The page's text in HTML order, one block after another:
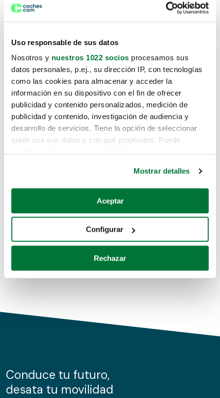
Uso responsable de sus datos
Nosotros y nuestros 1022 socios procesamos sus
datos personales, p.ej., su dirección IP, con tecnologías
como las cookies para almacenar y acceder la
información en su dispositivo con el fin de ofrecer
publicidad y contenido personalizados, medición de
publicidad y contenido, investigación de audiencia y
desarrollo de servicios. Tiene la opción de seleccionar
quién usa sus datos y con qué propósitos. Puede
Si lo permite, también quisiéramos:
Recopilar información sobre su ubicación geográfica
Identificar su dispositivo analizándolo activamente
para buscar características específicas (huellas
Obtenga más información sobre cómo se procesan sus
de cookies.
información sobre el uso que haga del sitio web con
nuestros partners de redes sociales, publicidad y análisis
Mostrar detalles
Aceptar
Configurar
Rechazar
Lo sentimos, no sabemos como
te hemos traido hasta aquí.
Pero puedes encontrar el coche que estás
buscando en alguno de estos enlaces:
Coches de segunda mano
Coches de km0
Conduce tu futuro,
desata tu movilidad